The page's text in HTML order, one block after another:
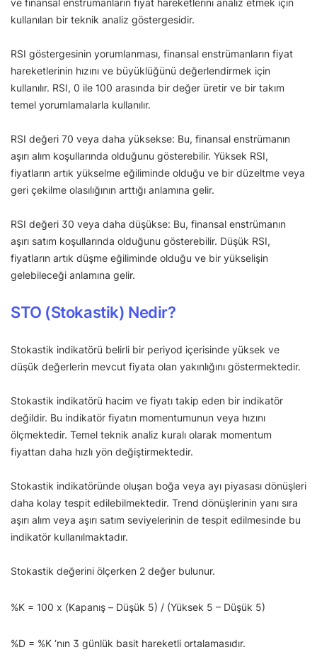
ve finansal enstrümanların fiyat hareketlerini analiz etmek için
kullanılan bir teknik analiz göstergesidir.
RSI göstergesinin yorumlanması, finansal enstrümanların fiyat
hareketlerinin hızını ve büyüklüğünü değerlendirmek için
kullanılır. RSI, 0 ile 100 arasında bir değer üretir ve bir takım
temel yorumlamalarla kullanılır.
RSI değeri 70 veya daha yüksekse: Bu, finansal enstrümanın
aşırı alım koşullarında olduğunu gösterebilir. Yüksek RSI,
fiyatların artık yükselme eğiliminde olduğu ve bir düzeltme veya
geri çekilme olasılığının arttığı anlamına gelir.
RSI değeri 30 veya daha düşükse: Bu, finansal enstrümanın
aşırı satım koşullarında olduğunu gösterebilir. Düşük RSI,
fiyatların artık düşme eğiliminde olduğu ve bir yükselişin
gelebileceği anlamına gelir.
STO (Stokastik) Nedir?
Stokastik indikatörü belirli bir periyod içerisinde yüksek ve
düşük değerlerin mevcut fiyata olan yakınlığını göstermektedir.
Stokastik indikatörü hacim ve fiyatı takip eden bir indikatör
değildir. Bu indikatör fiyatın momentumunun veya hızını
ölçmektedir. Temel teknik analiz kuralı olarak momentum
fiyattan daha hızlı yön değiştirmektedir.
Stokastik indikatöründe oluşan boğa veya ayı piyasası dönüşleri
daha kolay tespit edilebilmektedir. Trend dönüşlerinin yanı sıra
aşırı alım veya aşırı satım seviyelerinin de tespit edilmesinde bu
indikatör kullanılmaktadır.
Stokastik değerini ölçerken 2 değer bulunur.
%K = 100 x (Kapanış – Düşük 5) / (Yüksek 5 – Düşük 5)
%D = %K ‘nın 3 günlük basit hareketli ortalamasıdır.